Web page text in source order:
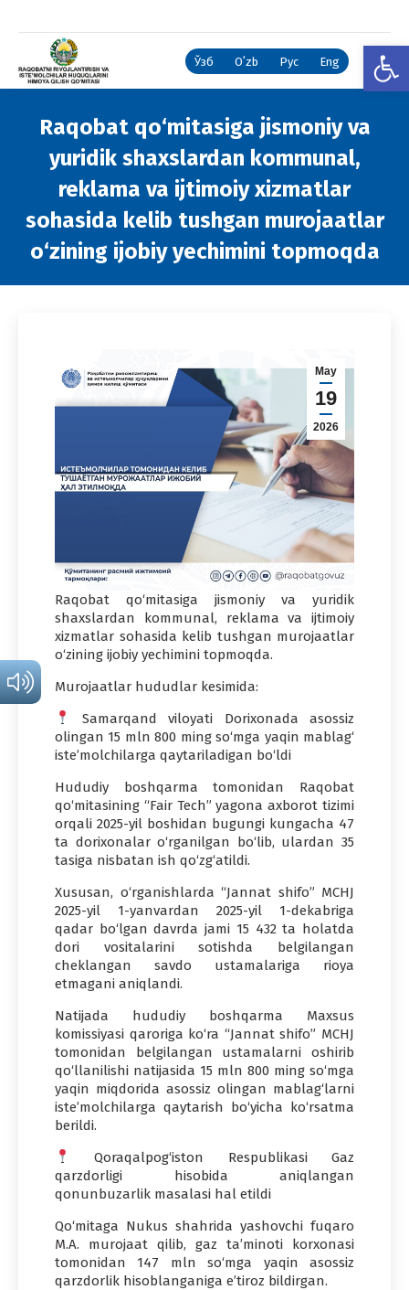
Ўзб Oʻzb Рус Eng
Raqobat qo‘mitasiga jismoniy va
yuridik shaxslardan kommunal,
reklama va ijtimoiy xizmatlar
sohasida kelib tushgan murojaatlar
o‘zining ijobiy yechimini topmoqda
May
19
2026
Raqobat qo‘mitasiga jismoniy va yuridik
shaxslardan kommunal, reklama va ijtimoiy
xizmatlar sohasida kelib tushgan murojaatlar
o‘zining ijobiy yechimini topmoqda.
Murojaatlar hududlar kesimida:
Samarqand viloyati Dorixonada asossiz
olingan 15 mln 800 ming so‘mga yaqin mablag‘
iste’molchilarga qaytariladigan bo‘ldi
Hududiy boshqarma tomonidan Raqobat
qo‘mitasining “Fair Tech” yagona axborot tizimi
orqali 2025-yil boshidan bugungi kungacha 47
ta dorixonalar o‘rganilgan bo‘lib, ulardan 35
tasiga nisbatan ish qo‘zg‘atildi.
Xususan, o‘rganishlarda “Jannat shifo” MCHJ
2025-yil 1-yanvardan 2025-yil 1-dekabriga
qadar bo‘lgan davrda jami 15 432 ta holatda
dori vositalarini sotishda belgilangan
cheklangan savdo ustamalariga rioya
etmagani aniqlandi.
Natijada hududiy boshqarma Maxsus
komissiyasi qaroriga ko‘ra “Jannat shifo” MCHJ
tomonidan belgilangan ustamalarni oshirib
qo‘llanilishi natijasida 15 mln 800 ming so‘mga
yaqin miqdorida asossiz olingan mablag‘larni
iste’molchilarga qaytarish bo‘yicha ko‘rsatma
berildi.
Qoraqalpog‘iston Respublikasi Gaz
qarzdorligi hisobida aniqlangan
qonunbuzarlik masalasi hal etildi
Qo‘mitaga Nukus shahrida yashovchi fuqaro
M.A. murojaat qilib, gaz ta’minoti korxonasi
tomonidan 147 mln so‘mga yaqin asossiz
qarzdorlik hisoblanganiga e’tiroz bildirgan.